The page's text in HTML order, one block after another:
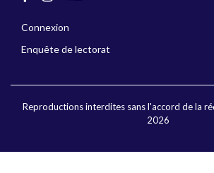
Connexion
Enquête de lectorat
Reproductions interdites sans l'accord de la
2026